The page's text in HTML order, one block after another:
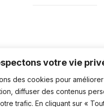
votre vie
des cookies pour
diffuser des contenus
trafic. En cliquant sur «